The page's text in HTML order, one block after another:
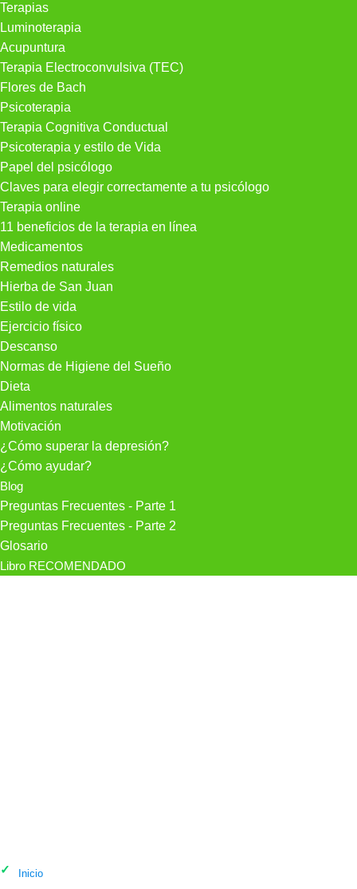
Terapias
Luminoterapia
Acupuntura
Terapia Electroconvulsiva (TEC)
Flores de Bach
Psicoterapia
Terapia Cognitiva Conductual
Psicoterapia y estilo de Vida
Papel del psicólogo
Claves para elegir correctamente a tu psicólogo
Terapia online
11 beneficios de la terapia en línea
Medicamentos
Remedios naturales
Hierba de San Juan
Estilo de vida
Ejercicio físico
Descanso
Normas de Higiene del Sueño
Dieta
Alimentos naturales
Motivación
¿Cómo superar la depresión?
¿Cómo ayudar?
Blog
Preguntas Frecuentes - Parte 1
Preguntas Frecuentes - Parte 2
Glosario
Libro RECOMENDADO
Inicio